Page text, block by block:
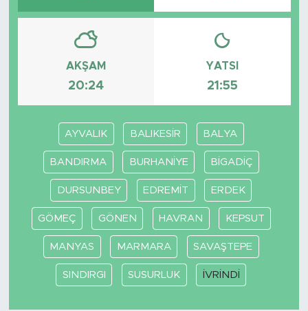
AKŞAM
20:24
YATSI
21:55
AYVALIK BALIKESİR BALYA
BANDIRMA BURHANİYE BİGADİÇ
DURSUNBEY EDREMİT ERDEK
GÖMEÇ GÖNEN HAVRAN KEPSUT
MANYAS MARMARA SAVAŞTEPE
SINDIRGI SUSURLUK İVRİNDİ